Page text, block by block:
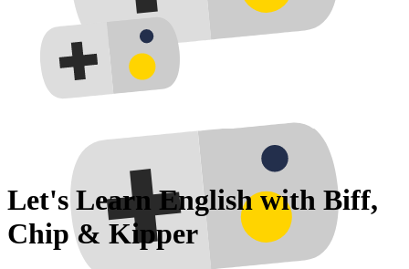
Let's Learn English with Biff,
Chip & Kipper